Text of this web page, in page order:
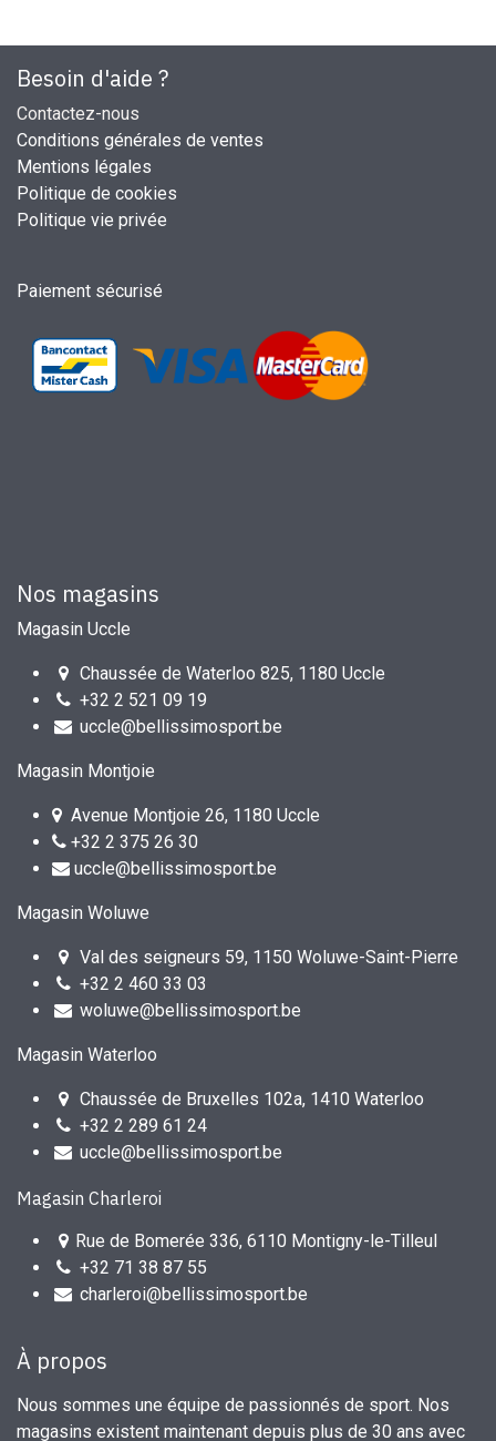
Besoin d'aide ?
Contactez-nous
Conditions générales de ventes
Mentions légales
Politique de cookies
Politique vie privée
Paiement sécurisé
Nos magasins
Magasin Uccle
Chaussée de Waterloo 825, 1180 Uccle
+32 2 521 09 19
uccle@bellissimosport.be
Magasin Montjoie
Avenue Montjoie 26, 1180 Uccle
+32 2 375 26 30
uccle@bellissimosport.be
Magasin Woluwe
Val des seigneurs 59, 1150 Woluwe-Saint-Pierre
+32 2 460 33 03
woluwe@bellissimosport.be
Magasin Waterloo
Chaussée de Bruxelles 102a, 1410 Waterloo
+32 2 289 61 24
uccle@bellissimosport.be
Magasin Charleroi
Rue de Bomerée 336, 6110 Montigny-le-Tilleul
+32 71 38 87 55
charleroi@bellissimosport.be
À propos
Nous sommes une équipe de passionnés de sport. Nos
magasins existent maintenant depuis plus de 30 ans avec